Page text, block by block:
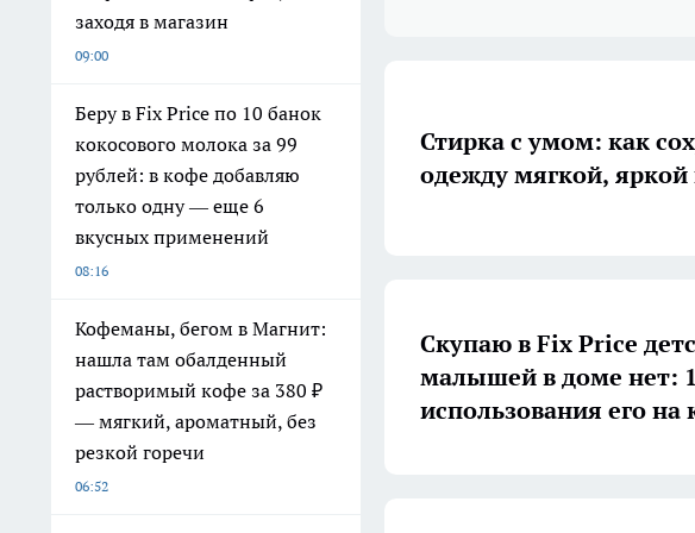
заходя в магазин
09:00
Беру в Fix Price по 10 банок
кокосового молока за 99
рублей: в кофе добавляю
только одну — еще 6
вкусных применений
08:16
Кофеманы, бегом в Магнит:
нашла там обалденный
растворимый кофе за 380 ₽
— мягкий, ароматный, без
резкой горечи
06:52
Стирка с умом: как
одежду мягкой, яркой
Скупаю в Fix Price
малышей в доме нет:
использования его на